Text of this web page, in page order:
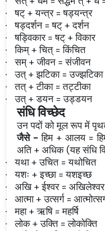
· षट् + यन्त्र = षड्यन्त्र
· षड्दर्शन = षट् + दर्शन
· षड्विकार = षट् + विकार
· किम् + चित् = किंचित
· सम् + जीवन = संजीवन
· उत् + झटिका = उज्झटिका
· तत् + टीका = तट्टीका
· उत् + डयन = उड्डयन
संधि विच्छेद
उन पदों को मूल रूप में
जैसे - हिम + आलय =
अति + अधिक (यह संधि
· यथा + उचित = यथोचित
· यशः + इच्छा = यशइच्छ
· अखि + ईश्वर = अखिलेश्वर
· आत्मा + उत्सर्ग =
· महा + ऋषि = महर्षि
·
लोक + उक्ति = लोकोक्ति